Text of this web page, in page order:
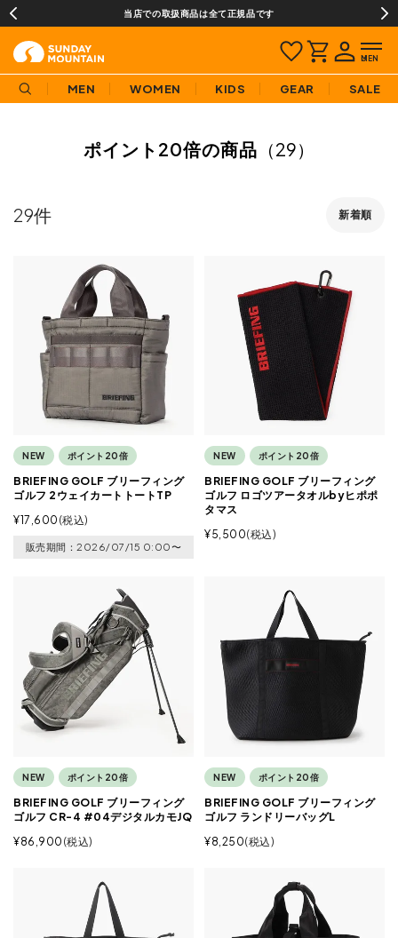
当店での取扱商品は全て正規品です
MEN WOMEN KIDS GEAR SALE
ポイント20倍の商品 （29）
新着順
29
NEW ポイント20倍
BRIEFING GOLF ブリーフィング
ゴルフ 2ウェイカートトートTP
¥17,600 税込
販売期間 2026/07/15 0:00 〜
NEW ポイント20倍
BRIEFING GOLF ブリーフィング
ゴルフ ロゴツアータオルbyヒポポ
タマス
¥5,500 税込
NEW ポイント20倍
BRIEFING GOLF ブリーフィング
ゴルフ CR-4 #04デジタルカモJQ
¥86,900 税込
NEW ポイント20倍
BRIEFING GOLF ブリーフィング
ゴルフ ランドリーバッグL
¥8,250 税込